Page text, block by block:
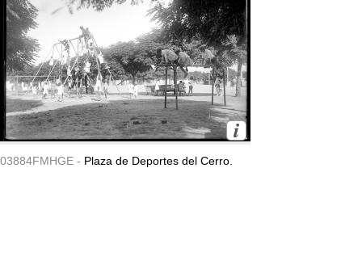
03884FMHGE - Plaza de Deportes del Cerro.